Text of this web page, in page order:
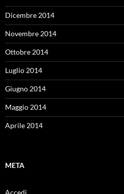
Dicembre 2014
Novembre 2014
Ottobre 2014
Luglio 2014
Giugno 2014
Maggio 2014
Aprile 2014
META